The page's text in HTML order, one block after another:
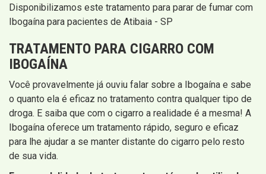
Disponibilizamos este tratamento para parar de fumar com
Ibogaína para pacientes de Atibaia - SP
TRATAMENTO PARA CIGARRO COM
IBOGAÍNA
Você provavelmente já ouviu falar sobre a Ibogaína e sabe
o quanto ela é eficaz no tratamento contra qualquer tipo de
droga. E saiba que com o cigarro a realidade é a mesma! A
Ibogaína oferece um tratamento rápido, seguro e eficaz
para lhe ajudar a se manter distante do cigarro pelo resto
de sua vida.